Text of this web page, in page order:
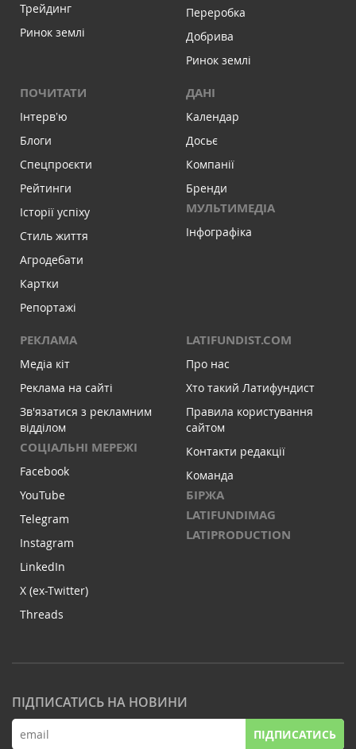
Трейдинг
Ринок землі
Переробка
Добрива
Ринок землі
ПОЧИТАТИ
Інтервʼю
Блоги
Спецпроєкти
Рейтинги
Історії успіху
Стиль життя
Агродебати
Картки
Репортажі
ДАНІ
Календар
Досьє
Компанії
Бренди
МУЛЬТИМЕДІА
Інфографіка
РЕКЛАМА
Медіа кіт
Реклама на сайті
Зв'язатися з рекламним
відділом
СОЦІАЛЬНІ МЕРЕЖІ
Facebook
YouTube
Telegram
Instagram
LinkedIn
X (ex-Twitter)
Threads
LATIFUNDIST.COM
Про нас
Хто такий Латифундист
Правила користування
сайтом
Контакти редакції
Команда
БІРЖА
LATIFUNDIMAG
LATIPRODUCTION
ПІДПИСАТИСЬ НА НОВИНИ
ПІДПИСАТИСЬ